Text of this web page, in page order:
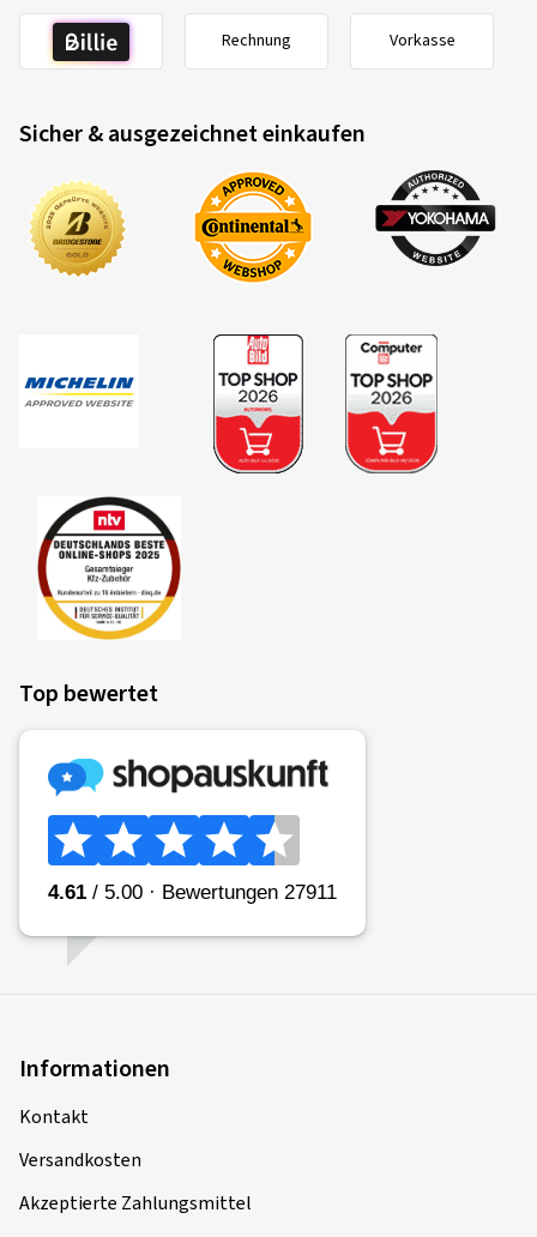
Rechnung Vorkasse
Sicher & ausgezeichnet einkaufen
Top bewertet
Informationen
Kontakt
Versandkosten
Akzeptierte Zahlungsmittel